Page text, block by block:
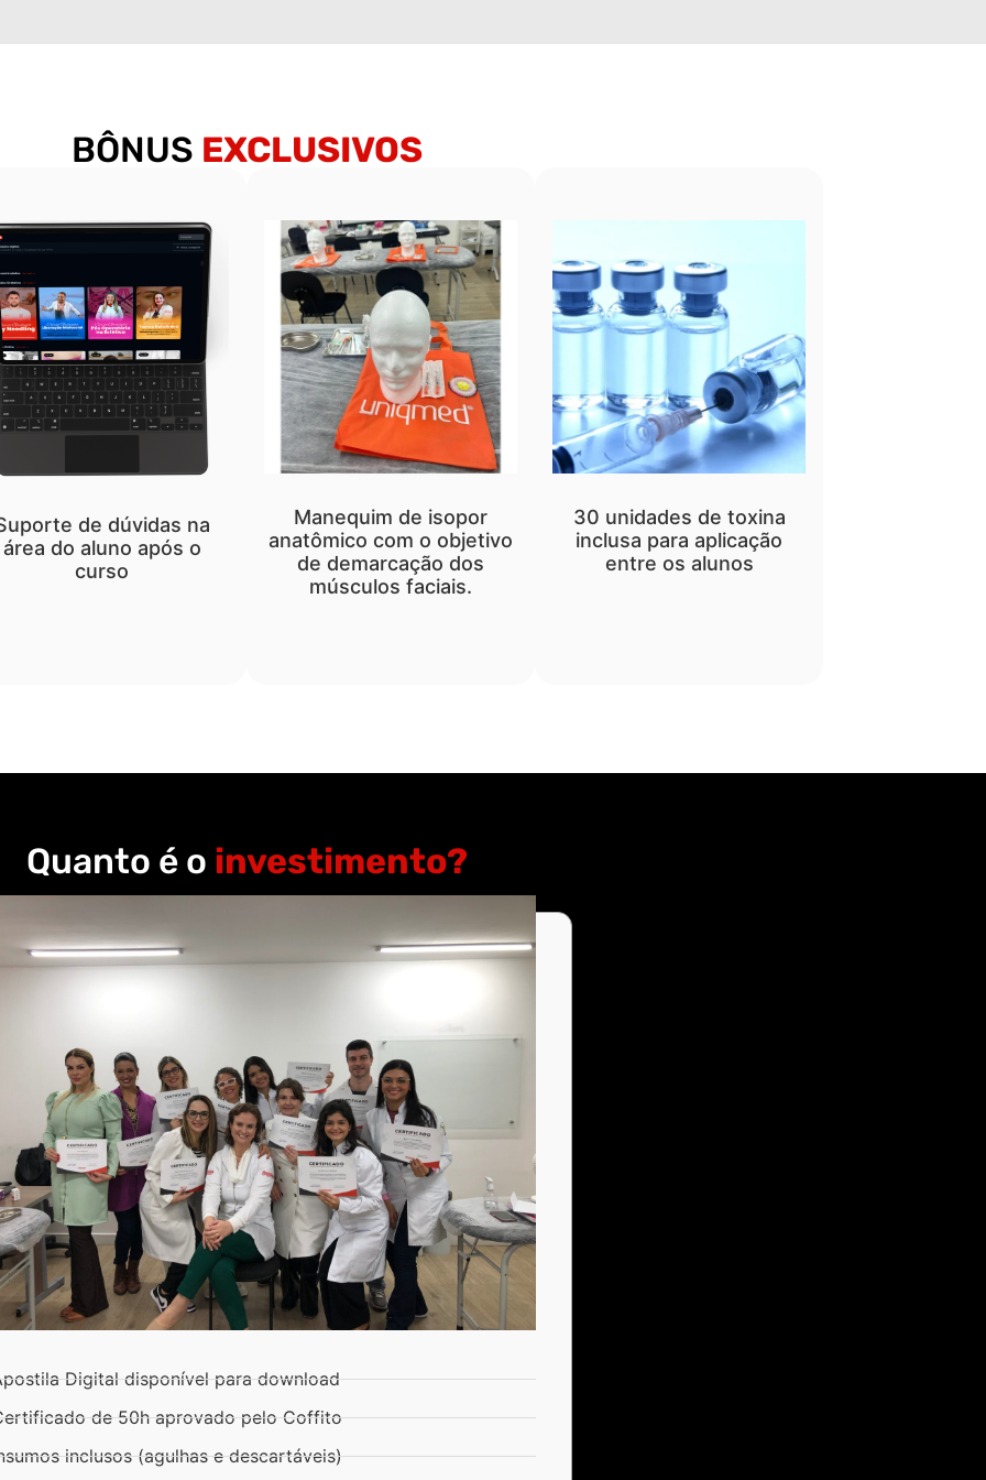
de dúvidas na
área do aluno após o
curso
Manequim de isopor
anatômico com o objetivo
de demarcação dos
músculos faciais.
30 unidades de toxina
inclusa para aplicação
entre os alunos
BÔNUS EXCLUSIVOS
Quanto é o investimento?
Digital disponível para download
de 50h aprovado pelo Coffito
inclusos (agulhas e descartáveis)